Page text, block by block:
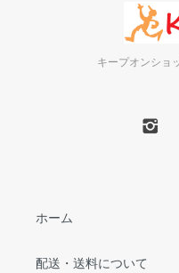
キープオンショ
ホーム
配送・送料について